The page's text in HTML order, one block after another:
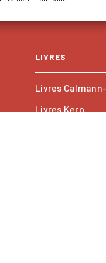
LIVRES
Livres
Livres Kero